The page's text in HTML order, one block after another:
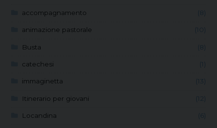
accompagnamento (8)
animazione pastorale (10)
Busta (8)
catechesi (1)
immaginetta (13)
Itinerario per giovani (12)
Locandina (6)